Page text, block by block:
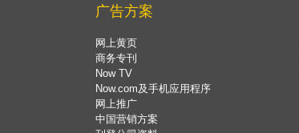
广告方案
网上黄页
商务专刊
Now TV
Now.com及手机应用程序
网上推广
中国营销方案